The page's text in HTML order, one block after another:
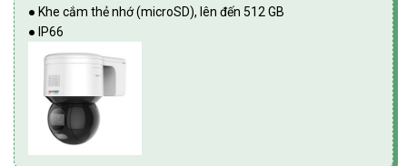
● Khe cắm thẻ nhớ (microSD), lên đến 512 GB
● IP66